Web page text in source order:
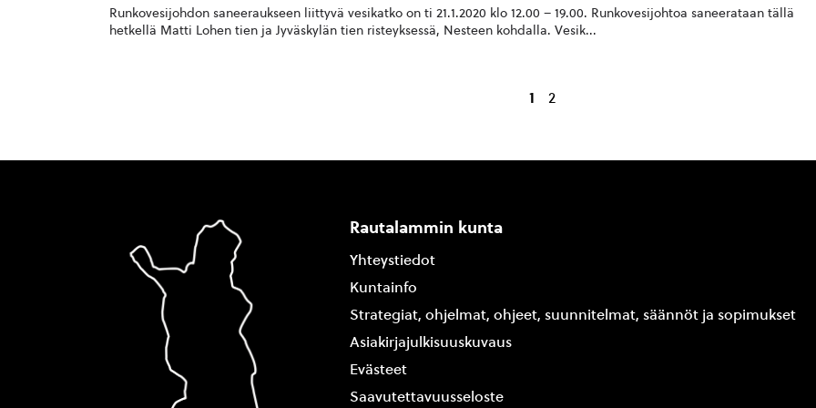
Runkovesijohdon saneeraukseen liittyvä vesikatko on ti 21.1.2020 klo 12.00 – 19.00. Runkovesijohtoa saneerataan tällä
hetkellä Matti Lohen tien ja Jyväskylän tien risteyksessä, Nesteen kohdalla. Vesik...
1 2
Rautalammin kunta
Yhteystiedot
Kuntainfo
Strategiat, ohjelmat, ohjeet, suunnitelmat, säännöt ja sopimukset
Asiakirjajulkisuuskuvaus
Evästeet
Saavutettavuusseloste